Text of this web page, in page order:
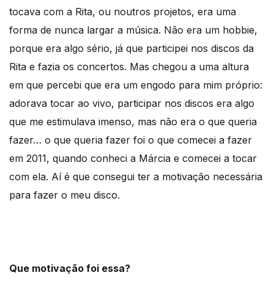
tocava com a Rita, ou noutros projetos, era uma
forma de nunca largar a música. Não era um hobbie,
porque era algo sério, já que participei nos discos da
Rita e fazia os concertos. Mas chegou a uma altura
em que percebi que era um engodo para mim próprio:
adorava tocar ao vivo, participar nos discos era algo
que me estimulava imenso, mas não era o que queria
fazer… o que queria fazer foi o que comecei a fazer
em 2011, quando conheci a Márcia e comecei a tocar
com ela. Aí é que consegui ter a motivação necessária
para fazer o meu disco.
Que motivação foi essa?